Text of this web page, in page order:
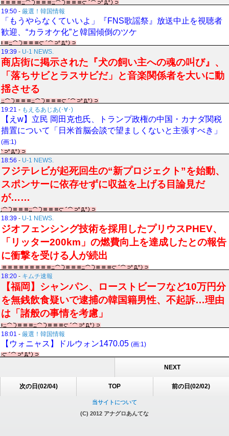
19:50 - 厳選！韓国情報
「もうやらなくていいよ」『FNS歌謡祭』放送中止を視聴者
歓迎、“カラオケ化”と韓国傾倒のツケ
19:39 - U-1 NEWS.
商店街に掲示された『犬の飼い主への魂の叫び』、
「落ちサビとラスサビだ」と音楽関係者を大いに動
揺させる
19:21 - もえるあじあ(･∀･)
【えw】立民 岡田克也氏、トランプ政権の中国・カナダ関税
措置について「日米首脳会談で望ましくないと主張すべき」
(画:1)
18:56 - U-1 NEWS.
フジテレビが起死回生の“新プロジェクト”を始動、
スポンサーに依存せずに収益を上げる目論見だ
が……
18:39 - U-1 NEWS.
ジオフェンシング技術を採用したプリウスPHEV、
「リッター200km」の燃費向上を達成したとの報告
に衝撃を受ける人が続出
18:20 - キムチ速報
【福岡】シャンパン、ローストビーフなど10万円分
を無銭飲食疑いで逮捕の韓国籍男性、不起訴…理由
は「諸般の事情を考慮」
18:01 - 厳選！韓国情報
【ウォニャス】ドルウォン1470.05 (画:1)
NEXT
次の日(02/04) TOP 前の日(02/02)
当サイトについて
(C) 2012 アナグロあんてな